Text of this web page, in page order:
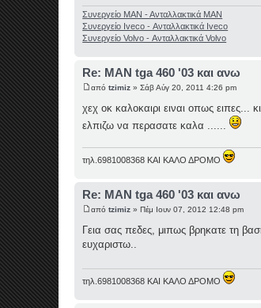
Συνεργείο ΜΑΝ - Ανταλλακτικά ΜΑΝ
Συνεργείο Iveco - Ανταλλακτικά Iveco
Συνεργείο Volvo - Ανταλλακτικά Volvo
Re: MAN tga 460 '03 και ανω
απόtzimiz » Σάβ Αύγ 20, 2011 4:26 pm
χεχ οκ καλοκαιρι ειναι οπως ειπες...
ελπιζω να περασατε καλα ......
τηλ.6981008368 ΚΑΙ ΚΑΛΟ ΔΡΟΜΟ
Re: MAN tga 460 '03 και ανω
απόtzimiz » Πέμ Ιουν 07, 2012 12:48 pm
Γεια σας πεδες, μιπως βρηκατε τη
ευχαριστω..
τηλ.6981008368 ΚΑΙ ΚΑΛΟ ΔΡΟΜΟ